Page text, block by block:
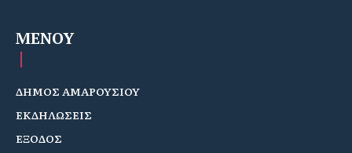
MENOY
ΔΗΜΟΣ ΑΜΑΡΟΥΣΙΟΥ
ΕΚΔΗΛΩΣΕΙΣ
ΕΞΟΔΟΣ